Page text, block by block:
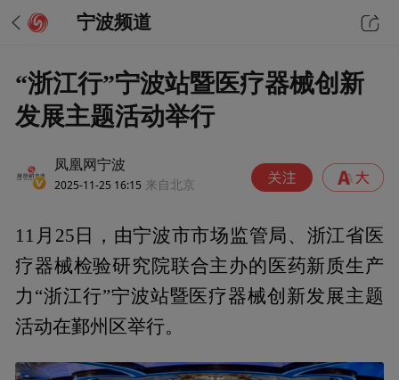
宁波频道
“浙江行”宁波站暨医疗器械创新
发展主题活动举行
凤凰网宁波
2025-11-25 16:15 来自北京
11月25日，由宁波市市场监管局、浙江省医
疗器械检验研究院联合主办的医药新质生产
力“浙江行”宁波站暨医疗器械创新发展主题
活动在鄞州区举行。